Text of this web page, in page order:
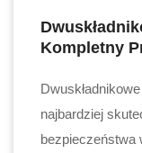
Kompletny
najbardziej
bezpieczeństwa